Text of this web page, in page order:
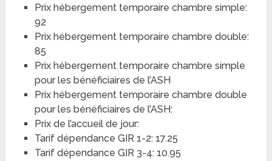
Prix hébergement temporaire chambre simple:
92
Prix hébergement temporaire chambre double:
85
Prix hébergement temporaire chambre simple
pour les bénéficiaires de l’ASH
Prix hébergement temporaire chambre double
pour les bénéficiaires de l’ASH:
Prix de l’accueil de jour:
Tarif dépendance GIR 1-2: 17.25
Tarif dépendance GIR 3-4: 10.95